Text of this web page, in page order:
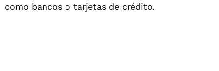
como bancos o tarjetas de crédito.